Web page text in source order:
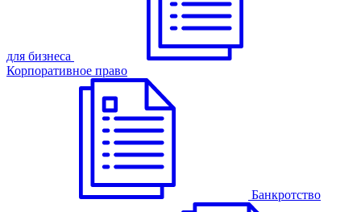
для бизнеса
Корпоративное право
Банкротство